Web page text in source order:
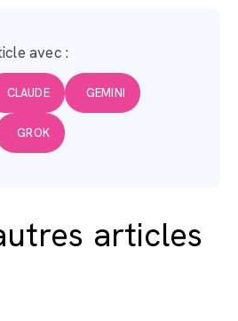
avec :
CLAUDE GEMINI
GROK
articles